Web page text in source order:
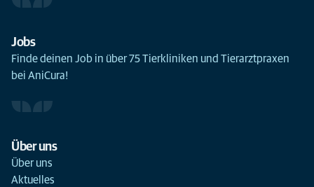
Jobs
Finde deinen Job in über 75 Tierkliniken und Tierarztpraxen
bei AniCura!
Über uns
Über uns
Aktuelles